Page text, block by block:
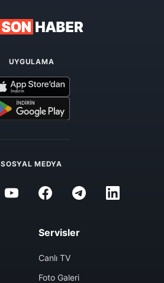
UYGULAMA
SOSYAL MEDYA
Servisler
Canlı TV
Foto Galeri